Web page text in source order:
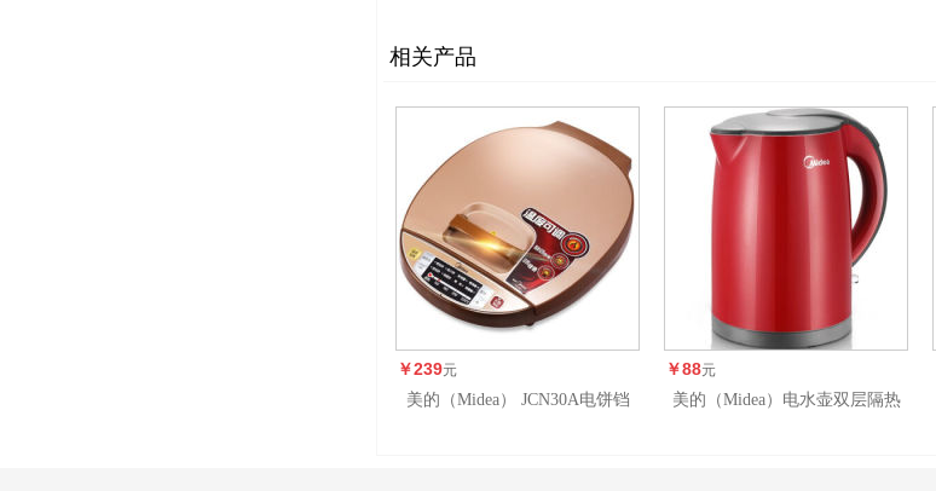
相关产品
￥239元
美的（Midea） JCN30A电饼铛
￥88元
美的（Midea）电水壶双层隔热